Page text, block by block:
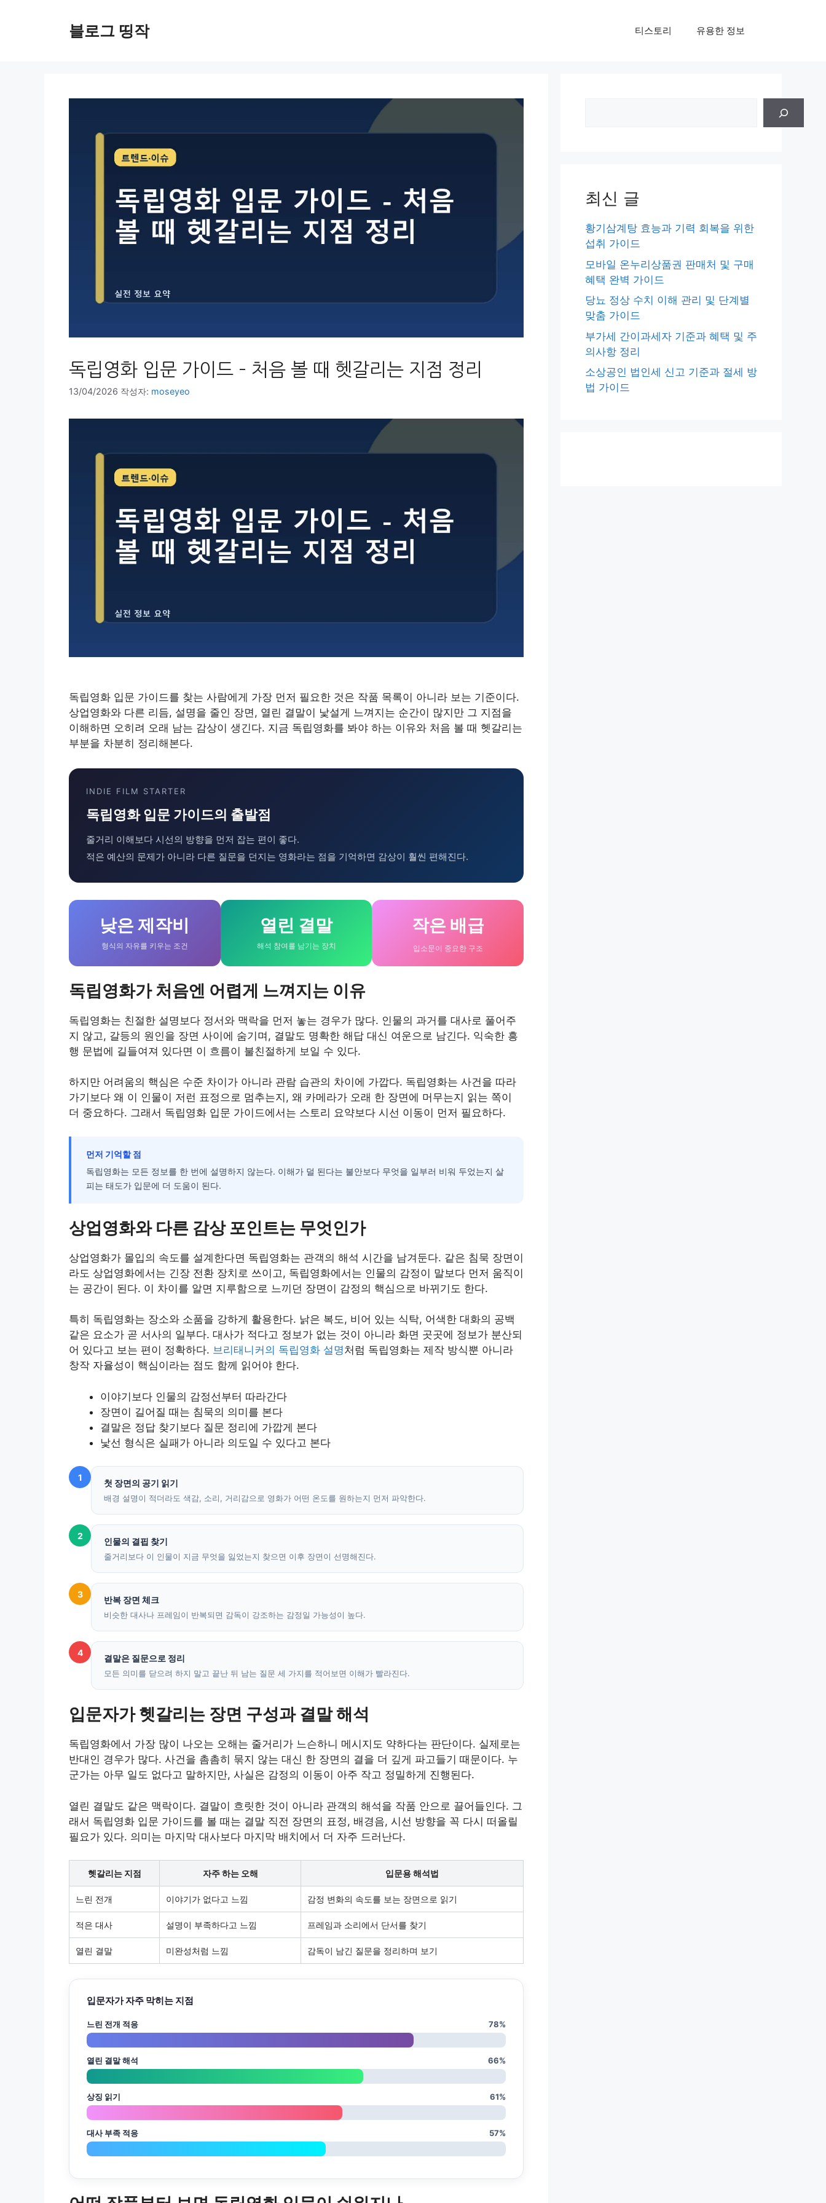
블로그 띵작 티스토리 유용한 정보
독립영화 입문 가이드 – 처음 볼 때 헷갈리는 지점 정리
13/04/2026 작성자: moseyeo
독립영화 입문 가이드를 찾는 사람에게 가장 먼저 필요한 것은 작품 목록이 아니라 보는 기준이다.
상업영화와 다른 리듬, 설명을 줄인 장면, 열린 결말이 낯설게 느껴지는 순간이 많지만 그 지점을
이해하면 오히려 오래 남는 감상이 생긴다. 지금 독립영화를 봐야 하는 이유와 처음 볼 때 헷갈리는
부분을 차분히 정리해본다.
INDIE FILM STARTER
독립영화 입문 가이드의 출발점
줄거리 이해보다 시선의 방향을 먼저 잡는 편이 좋다.
적은 예산의 문제가 아니라 다른 질문을 던지는 영화라는 점을 기억하면 감상이 훨씬 편해진다.
낮은 제작비
형식의 자유를 키우는 조건
열린 결말
해석 참여를 남기는 장치
작은 배급
입소문이 중요한 구조
독립영화가 처음엔 어렵게 느껴지는 이유
독립영화는 친절한 설명보다 정서와 맥락을 먼저 놓는 경우가 많다. 인물의 과거를 대사로 풀어주
지 않고, 갈등의 원인을 장면 사이에 숨기며, 결말도 명확한 해답 대신 여운으로 남긴다. 익숙한 흥
행 문법에 길들여져 있다면 이 흐름이 불친절하게 보일 수 있다.
하지만 어려움의 핵심은 수준 차이가 아니라 관람 습관의 차이에 가깝다. 독립영화는 사건을 따라
가기보다 왜 이 인물이 저런 표정으로 멈추는지, 왜 카메라가 오래 한 장면에 머무는지 읽는 쪽이
더 중요하다. 그래서 독립영화 입문 가이드에서는 스토리 요약보다 시선 이동이 먼저 필요하다.
먼저 기억할 점
독립영화는 모든 정보를 한 번에 설명하지 않는다. 이해가 덜 된다는 불안보다 무엇을 일부러 비워 두었는지 살
피는 태도가 입문에 더 도움이 된다.
상업영화와 다른 감상 포인트는 무엇인가
상업영화가 몰입의 속도를 설계한다면 독립영화는 관객의 해석 시간을 남겨둔다. 같은 침묵 장면이
라도 상업영화에서는 긴장 전환 장치로 쓰이고, 독립영화에서는 인물의 감정이 말보다 먼저 움직이
는 공간이 된다. 이 차이를 알면 지루함으로 느끼던 장면이 감정의 핵심으로 바뀌기도 한다.
특히 독립영화는 장소와 소품을 강하게 활용한다. 낡은 복도, 비어 있는 식탁, 어색한 대화의 공백
같은 요소가 곧 서사의 일부다. 대사가 적다고 정보가 없는 것이 아니라 화면 곳곳에 정보가 분산되
어 있다고 보는 편이 정확하다. 브리태니커의 독립영화 설명처럼 독립영화는 제작 방식뿐 아니라
창작 자율성이 핵심이라는 점도 함께 읽어야 한다.
이야기보다 인물의 감정선부터 따라간다
장면이 길어질 때는 침묵의 의미를 본다
결말은 정답 찾기보다 질문 정리에 가깝게 본다
낯선 형식은 실패가 아니라 의도일 수 있다고 본다
1
첫 장면의 공기 읽기
배경 설명이 적더라도 색감, 소리, 거리감으로 영화가 어떤 온도를 원하는지 먼저 파악한다.
2
인물의 결핍 찾기
줄거리보다 이 인물이 지금 무엇을 잃었는지 찾으면 이후 장면이 선명해진다.
3
반복 장면 체크
비슷한 대사나 프레임이 반복되면 감독이 강조하는 감정일 가능성이 높다.
4
결말은 질문으로 정리
모든 의미를 닫으려 하지 말고 끝난 뒤 남는 질문 세 가지를 적어보면 이해가 빨라진다.
입문자가 헷갈리는 장면 구성과 결말 해석
독립영화에서 가장 많이 나오는 오해는 줄거리가 느슨하니 메시지도 약하다는 판단이다. 실제로는
반대인 경우가 많다. 사건을 촘촘히 묶지 않는 대신 한 장면의 결을 더 깊게 파고들기 때문이다. 누
군가는 아무 일도 없다고 말하지만, 사실은 감정의 이동이 아주 작고 정밀하게 진행된다.
열린 결말도 같은 맥락이다. 결말이 흐릿한 것이 아니라 관객의 해석을 작품 안으로 끌어들인다. 그
래서 독립영화 입문 가이드를 볼 때는 결말 직전 장면의 표정, 배경음, 시선 방향을 꼭 다시 떠올릴
필요가 있다. 의미는 마지막 대사보다 마지막 배치에서 더 자주 드러난다.
헷갈리는 지점 자주 하는 오해 입문용 해석법
느린 전개 이야기가 없다고 느낌 감정 변화의 속도를 보는 장면으로 읽기
적은 대사 설명이 부족하다고 느낌 프레임과 소리에서 단서를 찾기
열린 결말 미완성처럼 느낌 감독이 남긴 질문을 정리하며 보기
입문자가 자주 막히는 지점
느린 전개 적응 78%
열린 결말 해석 66%
상징 읽기 61%
대사 부족 적응 57%
최신 글
황기삼계탕 효능과 기력 회복을 위한
섭취 가이드
모바일 온누리상품권 판매처 및 구매
혜택 완벽 가이드
당뇨 정상 수치 이해 관리 및 단계별
맞춤 가이드
부가세 간이과세자 기준과 혜택 및 주
의사항 정리
소상공인 법인세 신고 기준과 절세 방
법 가이드